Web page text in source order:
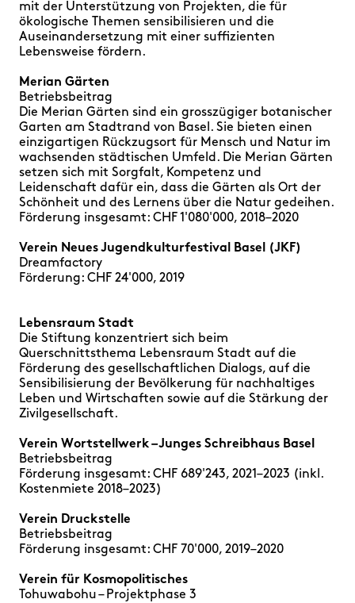
mit der Unterstützung von Projekten, die für
ökologische Themen sensibilisieren und die
Auseinandersetzung mit einer suffizienten
Lebensweise fördern.
Merian Gärten
Betriebsbeitrag
Die Merian Gärten sind ein grosszügiger botanischer
Garten am Stadtrand von Basel. Sie bieten einen
einzigartigen Rückzugsort für Mensch und Natur im
wachsenden städtischen Umfeld. Die Merian Gärten
setzen sich mit Sorgfalt, Kompetenz und
Leidenschaft dafür ein, dass die Gärten als Ort der
Schönheit und des Lernens über die Natur gedeihen.
Förderung insgesamt: CHF 1'080'000, 2018–2020
Verein Neues Jugendkulturfestival Basel (JKF)
Dreamfactory
Förderung: CHF 24'000, 2019
Lebensraum Stadt
Die Stiftung konzentriert sich beim
Querschnittsthema Lebensraum Stadt auf die
Förderung des gesellschaftlichen Dialogs, auf die
Sensibilisierung der Bevölkerung für nachhaltiges
Leben und Wirtschaften sowie auf die Stärkung der
Zivilgesellschaft.
Verein Wortstellwerk – Junges Schreibhaus Basel
Betriebsbeitrag
Förderung insgesamt: CHF 689'243, 2021–2023 (inkl.
Kostenmiete 2018–2023)
Verein Druckstelle
Betriebsbeitrag
Förderung insgesamt: CHF 70'000, 2019–2020
Verein für Kosmopolitisches
Tohuwabohu – Projektphase 3